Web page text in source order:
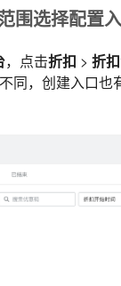
围选择配置
，点击折扣 > 折
同，创建入口也